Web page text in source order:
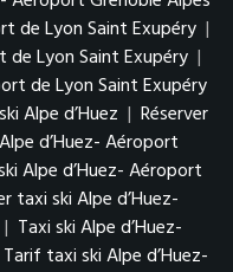
de Lyon Saint Exupéry |
Lyon Saint Exupéry |
de Lyon Saint Exupéry
Alpe d’Huez | Réserver
d’Huez- Aéroport
Alpe d’Huez- Aéroport
taxi ski Alpe d’Huez-
| Taxi ski Alpe d’Huez-
Tarif taxi ski Alpe d’Huez-